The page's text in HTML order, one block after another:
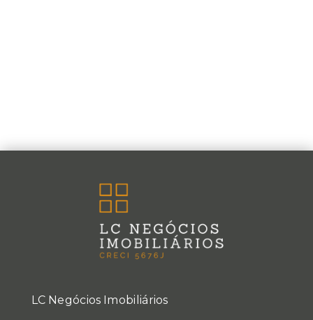
LC Negócios Imobiliários